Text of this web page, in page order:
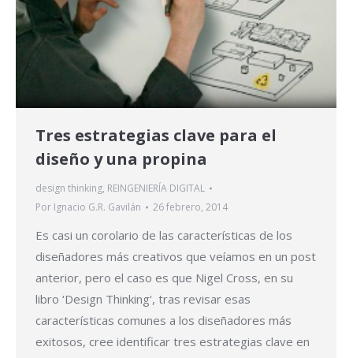
Tres estrategias clave para el
diseño y una propina
design thinking, REINGENIERÍA DIGITAL
Por Ignacio G.R. Gavilán 26 febrero, 2014
Es casi un corolario de las características de los
diseñadores más creativos que veíamos en un post
anterior, pero el caso es que Nigel Cross, en su
libro ‘Design Thinking‘, tras revisar esas
características comunes a los diseñadores más
exitosos, cree identificar tres estrategias clave en